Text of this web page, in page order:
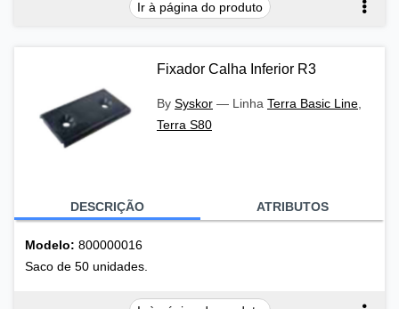
Ir à página do produto
Fixador Calha Inferior R3
By Syskor — Linha Terra Basic Line
Terra S80
DESCRIÇÃO ATRIBUTOS
Modelo: 800000016
Saco de 50 unidades.